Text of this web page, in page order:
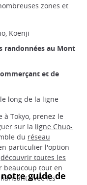
zones et
Koenji
randonnées au Mont
et de
long de la ligne
à Tokyo, prenez le
sur la ligne Chuo-
du réseau
particulier l'option
découvrir toutes les
beaucoup tout en
avec les